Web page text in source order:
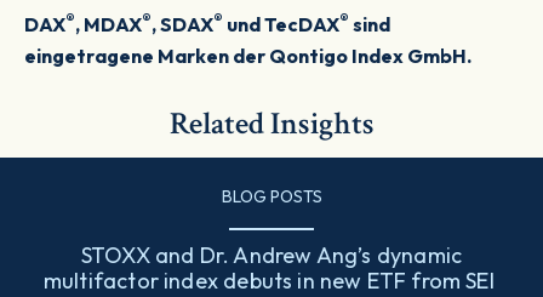
DAX®, MDAX®, SDAX® und TecDAX® sind
eingetragene Marken der Qontigo Index GmbH.
Related Insights
BLOG POSTS
STOXX and Dr. Andrew Ang’s dynamic
multifactor index debuts in new ETF from SEI